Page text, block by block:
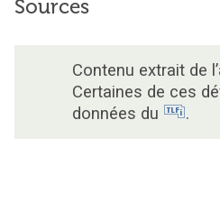
Sources
Contenu extrait de
Certaines de ces
données du
.